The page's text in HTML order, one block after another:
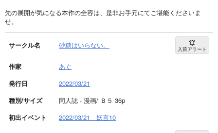
先の展開が気になる本作の全容は、是非お手元にてご堪能くださいま
せ。
サークル名 砂糖はいらない。 入荷アラート
作家
あぐ
発行日
2022/03/21
種別/サイズ
同人誌 - 漫画/ Ｂ５ 36p
初出イベント
2022/03/21 妖言10